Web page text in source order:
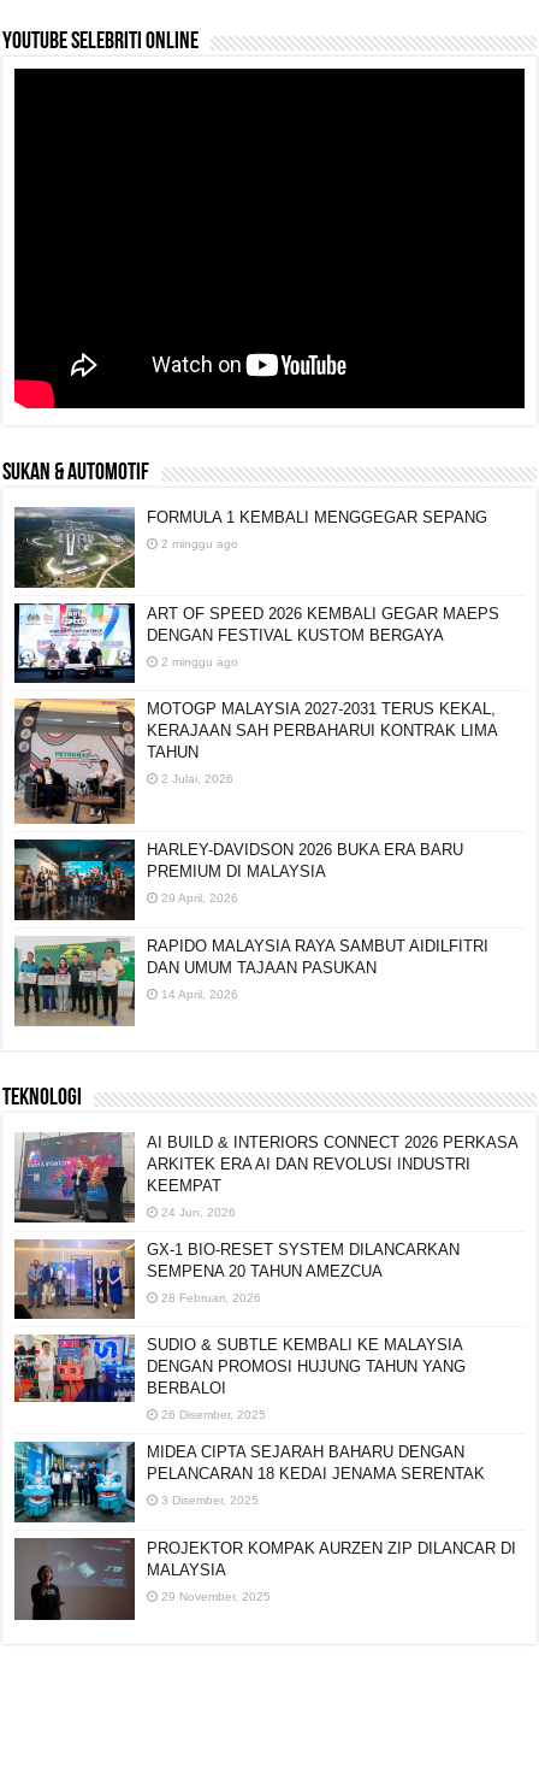
YouTube selebriti online
SUKAN & AUTOMOTIF
FORMULA 1 KEMBALI MENGGEGAR SEPANG
2 minggu ago
ART OF SPEED 2026 KEMBALI GEGAR MAEPS
DENGAN FESTIVAL KUSTOM BERGAYA
2 minggu ago
MOTOGP MALAYSIA 2027-2031 TERUS KEKAL,
KERAJAAN SAH PERBAHARUI KONTRAK LIMA
TAHUN
2 Julai, 2026
HARLEY-DAVIDSON 2026 BUKA ERA BARU
PREMIUM DI MALAYSIA
29 April, 2026
RAPIDO MALAYSIA RAYA SAMBUT AIDILFITRI
DAN UMUM TAJAAN PASUKAN
14 April, 2026
TEKNOLOGI
AI BUILD & INTERIORS CONNECT 2026 PERKASA
ARKITEK ERA AI DAN REVOLUSI INDUSTRI
KEEMPAT
24 Jun, 2026
GX-1 BIO-RESET SYSTEM DILANCARKAN
SEMPENA 20 TAHUN AMEZCUA
28 Februari, 2026
SUDIO & SUBTLE KEMBALI KE MALAYSIA
DENGAN PROMOSI HUJUNG TAHUN YANG
BERBALOI
26 Disember, 2025
MIDEA CIPTA SEJARAH BAHARU DENGAN
PELANCARAN 18 KEDAI JENAMA SERENTAK
3 Disember, 2025
PROJEKTOR KOMPAK AURZEN ZIP DILANCAR DI
MALAYSIA
29 November, 2025